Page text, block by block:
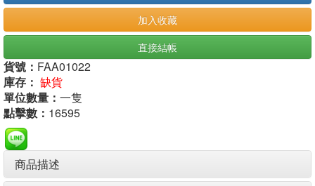
加入收藏
直接結帳
貨號： FAA01022
庫存： 缺貨
單位數量： 一隻
點擊數： 16595
商品描述